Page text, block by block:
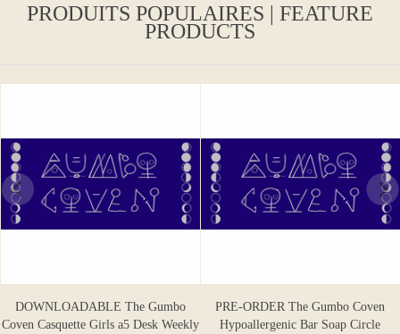
PRODUITS POPULAIRES | FEATURE
PRODUCTS
DOWNLOADABLE The Gumbo
Coven Casquette Girls a5 Desk Weekly
PRE-ORDER The Gumbo Coven
Hypoallergenic Bar Soap Circle